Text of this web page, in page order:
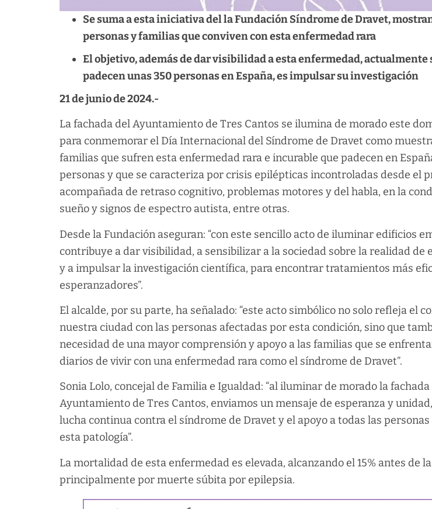
Se suma a esta iniciativa del la Fundación Síndrome de Dravet,
personas y familias que conviven con esta enfermedad rara
El objetivo, además de dar visibilidad a esta enfermedad, actualmente
padecen unas 350 personas en España, es impulsar su investigación
21 de junio de 2024.-
La fachada del Ayuntamiento de Tres Cantos se ilumina de morado este
para conmemorar el Día Internacional del Síndrome de Dravet como
familias que sufren esta enfermedad rara e incurable que padecen en
personas y que se caracteriza por crisis epilépticas incontroladas desde el
acompañada de retraso cognitivo, problemas motores y del habla, en la
sueño y signos de espectro autista, entre otras.
Desde la Fundación aseguran: “con este sencillo acto de iluminar edificios
contribuye a dar visibilidad, a sensibilizar a la sociedad sobre la realidad de
y a impulsar la investigación científica, para encontrar tratamientos más
esperanzadores”.
El alcalde, por su parte, ha señalado: “este acto simbólico no solo refleja el
nuestra ciudad con las personas afectadas por esta condición, sino que
necesidad de una mayor comprensión y apoyo a las familias que se
diarios de vivir con una enfermedad rara como el síndrome de Dravet”.
Sonia Lolo, concejal de Familia e Igualdad: “al iluminar de morado la
Ayuntamiento de Tres Cantos, enviamos un mensaje de esperanza y
lucha continua contra el síndrome de Dravet y el apoyo a todas las
esta patología”.
La mortalidad de esta enfermedad es elevada, alcanzando el 15% antes de
principalmente por muerte súbita por epilepsia.